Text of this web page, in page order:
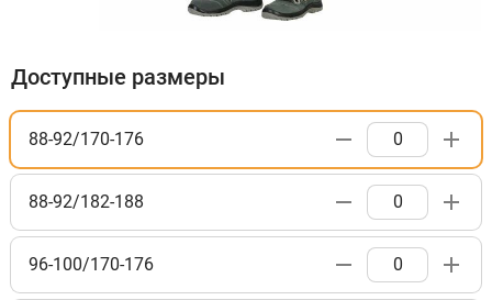
Доступные размеры
88-92/170-176
88-92/182-188
96-100/170-176